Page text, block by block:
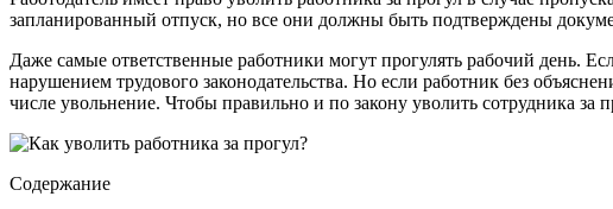
запланированный отпуск, но все они должны быть подтверждены
Даже самые ответственные работники могут прогулять рабочий день.
нарушением трудового законодательства. Но если работник без
числе увольнение. Чтобы правильно и по закону уволить сотрудника
Содержание